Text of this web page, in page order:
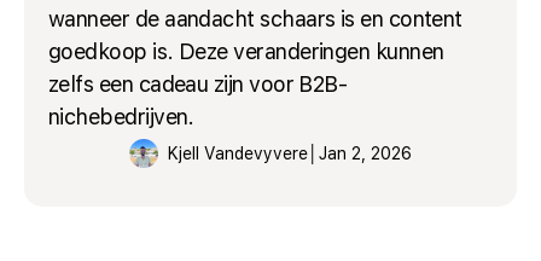
wanneer de aandacht schaars is en content
goedkoop is. Deze veranderingen kunnen
zelfs een cadeau zijn voor B2B-
nichebedrijven.
Kjell Vandevyvere Jan 2, 2026